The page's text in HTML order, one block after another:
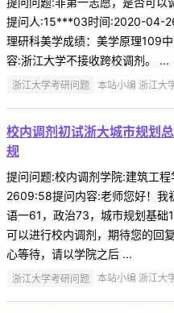
提问人:15***03时间:2020-04-
理研科美学成绩：美学原理109
容:浙江大学不接收跨校调剂。 ...
浙江大学考研问题 本站小编 浙江
校内调剂初试浙大城市规划
规
提问问题:校内调剂学院:建筑工
2609:58提问内容:老师您好！我
语一61，政治73，城市规划基础
可以进行校内调剂，期待您的回
心等待，请以学院之后 ...
浙江大学考研问题 本站小编 浙江